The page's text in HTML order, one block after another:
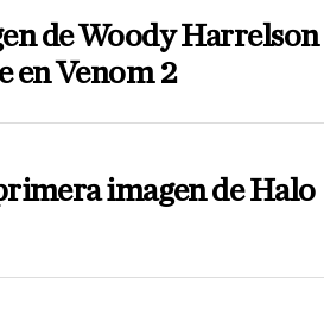
de Woody Harrelson
en Venom 2
imagen de Halo